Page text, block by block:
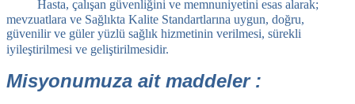
Hasta, çalışan güvenliğini ve memnuniyetini esas alarak;
mevzuatlara ve Sağlıkta Kalite Standartlarına uygun, doğru,
güvenilir ve güler yüzlü sağlık hizmetinin verilmesi, sürekli
iyileştirilmesi ve geliştirilmesidir.
Misyonumuza ait maddeler :